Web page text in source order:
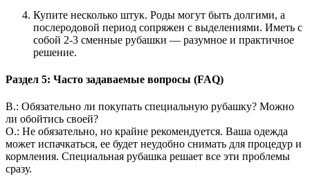
Купите несколько штук. Роды могут быть долгими, а
послеродовой период сопряжен с выделениями. Иметь с
собой 2-3 сменные рубашки — разумное и практичное
решение.
Раздел 5: Часто задаваемые вопросы (FAQ)
В.: Обязательно ли покупать специальную рубашку? Можно
ли обойтись своей?
О.: Не обязательно, но крайне рекомендуется. Ваша одежда
может испачкаться, ее будет неудобно снимать для процедур и
кормления. Специальная рубашка решает все эти проблемы
сразу.